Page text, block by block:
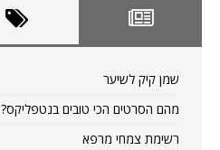
שמן קיק לשיער
מהם הסרטים הכי טובים בנטפליקס?
רשימת צמחי מרפא